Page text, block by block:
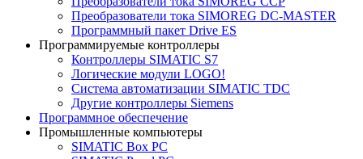
Преобразователи тока SIMOREG DC-MASTER
Программный пакет Drive ES
Программируемые контроллеры
Контроллеры SIMATIC S7
Логические модули LOGO!
Система автоматизации SIMATIC TDC
Другие контроллеры Siemens
Программное обеспечение
Промышленные компьютеры
SIMATIC Box PC